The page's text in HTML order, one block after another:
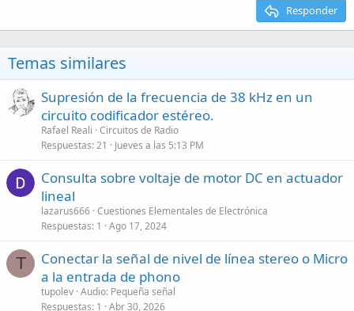
Responder
Temas similares
Supresión de la frecuencia de 38 kHz en un
circuito codificador estéreo.
Rafael Reali Circuitos de Radio
Respuestas 21 Jueves a las 5:13 PM
Consulta sobre voltaje de motor DC en actuador
lineal
lazarus666 Cuestiones Elementales de Electrónica
Respuestas 1 Ago 17, 2024
T
Conectar la señal de nivel de línea stereo o Micro
a la entrada de phono
tupolev Audio: Pequeña señal
Respuestas 1 Abr 30, 2026